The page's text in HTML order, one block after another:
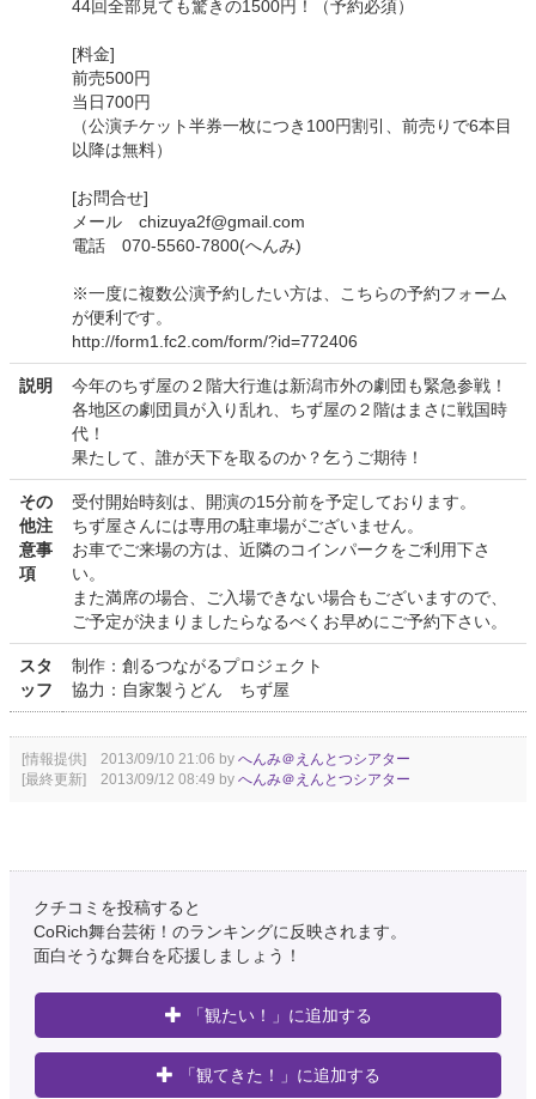
44回全部見ても驚きの1500円！（予約必須）
[料金]
前売500円
当日700円
（公演チケット半券一枚につき100円割引、前売りで6本目
以降は無料）
[お問合せ]
メール chizuya2f@gmail.com
電話 070-5560-7800(へんみ)
※一度に複数公演予約したい方は、こちらの予約フォーム
が便利です。
http://form1.fc2.com/form/?id=772406
説明
今年のちず屋の２階大行進は新潟市外の劇団も緊急参戦！
各地区の劇団員が入り乱れ、ちず屋の２階はまさに戦国時
代！
果たして、誰が天下を取るのか？乞うご期待！
その
他注
意事
項
受付開始時刻は、開演の15分前を予定しております。
ちず屋さんには専用の駐車場がございません。
お車でご来場の方は、近隣のコインパークをご利用下さ
い。
また満席の場合、ご入場できない場合もございますので、
ご予定が決まりましたらなるべくお早めにご予約下さい。
スタ
ッフ
制作：創るつながるプロジェクト
協力：自家製うどん ちず屋
[情報提供] 2013/09/10 21:06 by へんみ＠えんとつシアター
[最終更新] 2013/09/12 08:49 by へんみ＠えんとつシアター
クチコミを投稿すると
CoRich舞台芸術！のランキングに反映されます。
面白そうな舞台を応援しましょう！
「観たい！」に追加する
「観てきた！」に追加する